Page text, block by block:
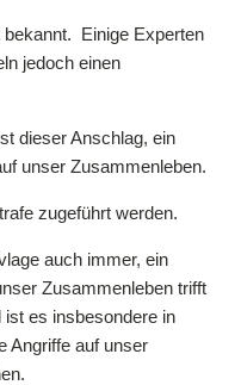
bekannt. Einige Experten
jedoch einen
dieser Anschlag, ein
unser Zusammenleben.
zugeführt werden.
auch immer, ein
Zusammenleben trifft
es insbesondere in
Angriffe auf unser